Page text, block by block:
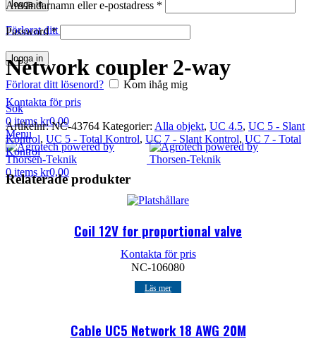
logga in
Förlorat ditt lösenord?
Användarnamn eller e-postadress *
Password*
logga in
Förlorat ditt lösenord?
Kom ihåg mig
Sök
0 items kr0,00
Menu
0items kr0,00
Klicka för att förstora
Network coupler 2-way
Kontakta för pris
Artikelnr:NC-43764 Kategorier: Alla objekt, UC 4.5, UC 5 - Slant
Kontrol, UC 5 - Total Kontrol, UC 7 - Slant Kontrol, UC 7 - Total
Kontrol
Relaterade produkter
Coil 12V for proportional valve
Kontakta för pris
NC-106080
Läs mer
Cable UC5 Network 18 AWG 20M